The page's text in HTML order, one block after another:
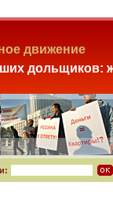
движение
дольщиков: